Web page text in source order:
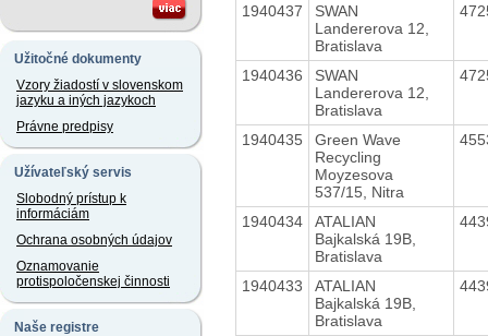
Užitočné dokumenty
Vzory žiadostí v slovenskom
jazyku a iných jazykoch
Právne predpisy
Užívateľský servis
Slobodný prístup k
informáciám
Ochrana osobných údajov
Oznamovanie
protispoločenskej činnosti
Naše registre
1940437
SWAN
Landererova 12,
Bratislava
1940436
SWAN
Landererova 12,
Bratislava
1940435
Green Wave
Recycling
Moyzesova
537/15, Nitra
1940434
ATALIAN
Bajkalská 19B,
Bratislava
1940433
ATALIAN
Bajkalská 19B,
Bratislava